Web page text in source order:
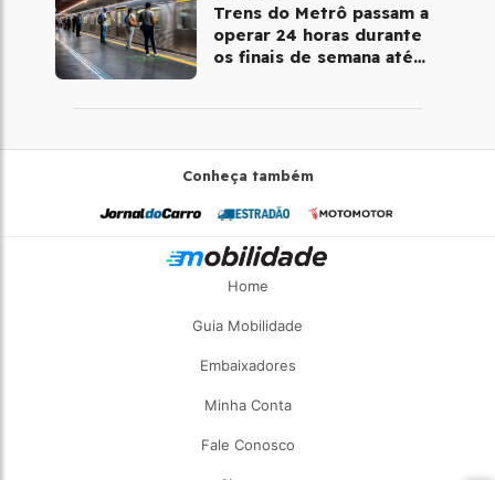
Trens do Metrô passam a
operar 24 horas durante
os finais de semana até
Conheça também
Home
Guia Mobilidade
Embaixadores
Minha Conta
Fale Conosco